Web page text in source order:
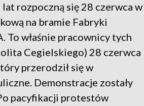
rozpoczną się 28 czerwca w
na bramie Fabryki
To właśnie pracownicy tych
Cegielskiego) 28 czerwca
przerodził się w
Demonstracje zostały
pacyfikacji protestów